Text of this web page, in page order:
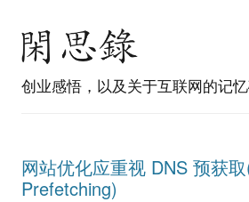
创业感悟，以及关于互联网的记
网站优化应重视 DNS 预获
Prefetching)